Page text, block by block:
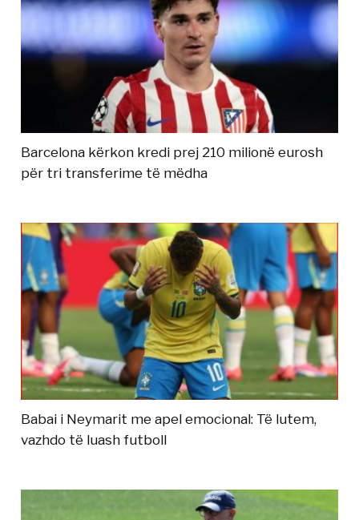
Barcelona kërkon kredi prej 210 milionë eurosh
për tri transferime të mëdha
Babai i Neymarit me apel emocional: Të lutem,
vazhdo të luash futboll